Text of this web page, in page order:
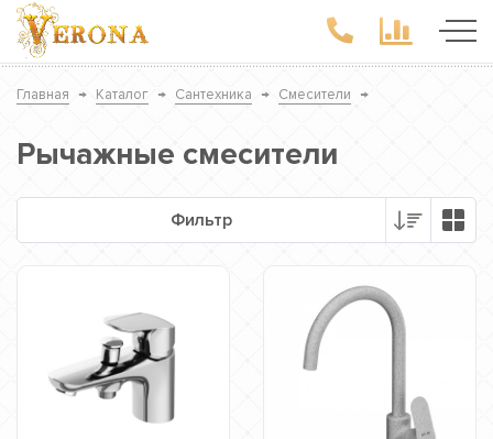
Главная → Каталог → Сантехника → Смесители →
Рычажные смесители
Фильтр